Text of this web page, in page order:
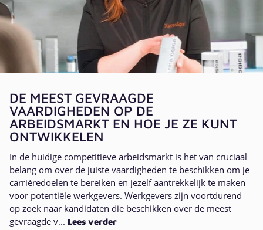
DE MEEST GEVRAAGDE
VAARDIGHEDEN OP DE
ARBEIDSMARKT EN HOE JE ZE KUNT
ONTWIKKELEN
In de huidige competitieve arbeidsmarkt is het van cruciaal
belang om over de juiste vaardigheden te beschikken om je
carrièredoelen te bereiken en jezelf aantrekkelijk te maken
voor potentiële werkgevers. Werkgevers zijn voortdurend
op zoek naar kandidaten die beschikken over de meest
gevraagde v... Lees verder